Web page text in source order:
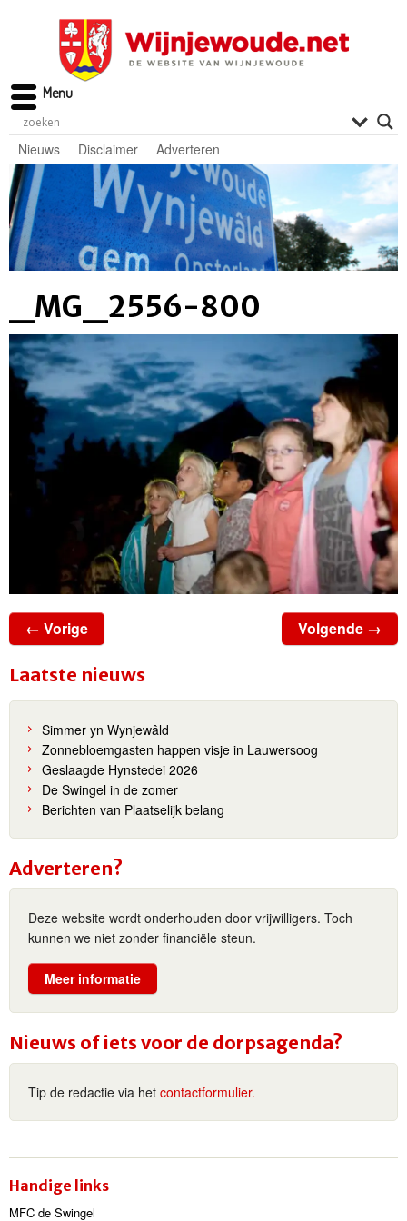
Nieuws Disclaimer Adverteren
_MG_2556-800
← Vorige Volgende →
Laatste nieuws
Simmer yn Wynjewâld
Zonnebloemgasten happen visje in Lauwersoog
Geslaagde Hynstedei 2026
De Swingel in de zomer
Berichten van Plaatselijk belang
Adverteren?
Deze website wordt onderhouden door vrijwilligers. Toch
kunnen we niet zonder financiële steun.
Meer informatie
Nieuws of iets voor de dorpsagenda?
Tip de redactie via het contactformulier.
Handige links
MFC de Swingel
Menu